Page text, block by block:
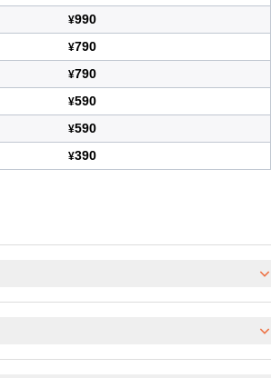
¥990
¥790
¥790
¥590
¥590
¥390